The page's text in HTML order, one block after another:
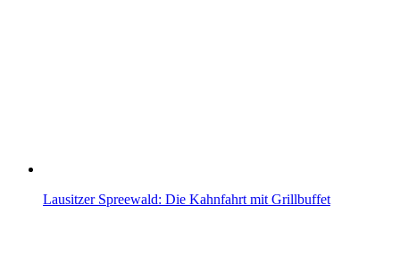
Lausitzer Spreewald: Die Kahnfahrt mit Grillbuffet